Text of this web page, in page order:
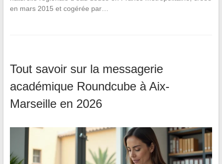
en mars 2015 et cogérée par…
Tout savoir sur la messagerie
académique Roundcube à Aix-
Marseille en 2026